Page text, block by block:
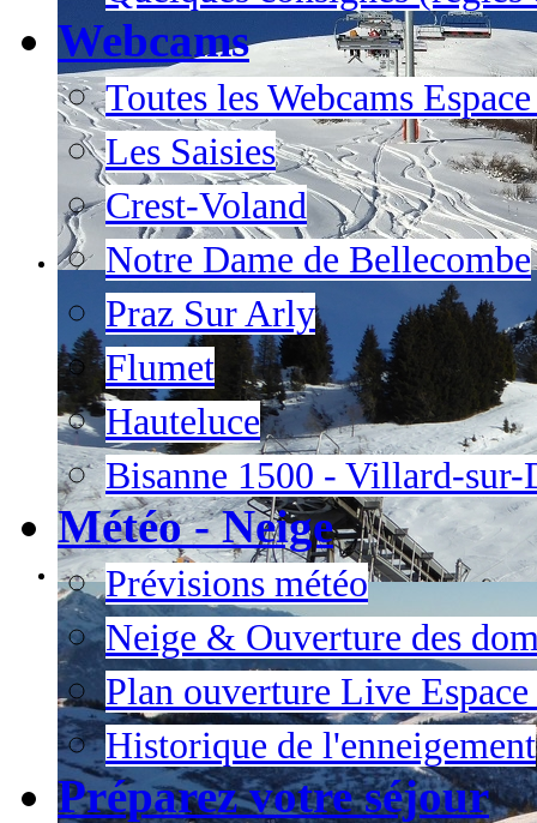
Webcams
Toutes les Webcams
Les Saisies
Crest-Voland
Notre Dame de Bellecombe
Praz Sur Arly
Flumet
Hauteluce
Bisanne 1500 - Villard-sur-
Météo - Neige
Prévisions météo
Neige & Ouverture des
Plan ouverture Live
Historique de l'enneigement
Préparez votre séjour